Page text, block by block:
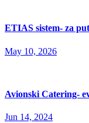
ETIAS sistem- za
May 10, 2026
Avionski Catering-
Jun 14, 2024